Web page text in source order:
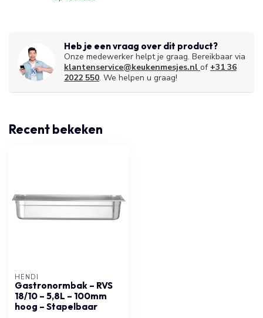
Heb je een vraag over dit product?
Onze medewerker helpt je graag. Bereikbaar via
klantenservice@keukenmesjes.nl of +31 36
2022 550. We helpen u graag!
Recent bekeken
HENDI
Gastronormbak – RVS
18/10 – 5,8L – 100mm
hoog – Stapelbaar